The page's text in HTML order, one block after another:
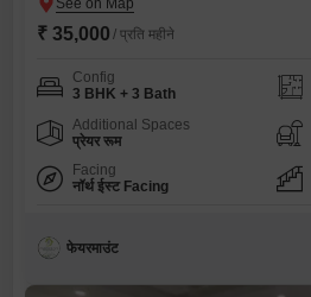
₹ 35,000 / प्रति महीने
Config
3 BHK + 3 Bath
Additional Spaces
प्रेयर रूम
Facing
नॉर्थ ईस्ट Facing
फेयरमाउंट